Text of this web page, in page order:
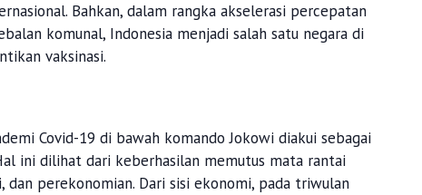
Bahkan, dalam rangka akselerasi percepatan
komunal, Indonesia menjadi salah satu negara di
vaksinasi.
Covid-19 di bawah komando Jokowi diakui sebagai
ini dilihat dari keberhasilan memutus mata rantai
dan perekonomian. Dari sisi ekonomi, pada triwulan